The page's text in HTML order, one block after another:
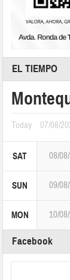
EL TIEMPO
Today 07/08/
SAT 08/
SUN 09/
MON 10/
Facebook